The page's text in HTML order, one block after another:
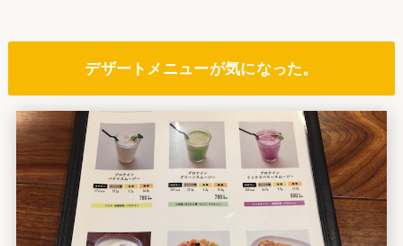
デザートメニューが気になった。